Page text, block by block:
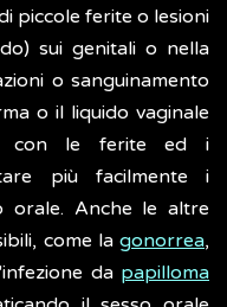
piccole ferite o lesioni
sui genitali o nella
o sanguinamento
o il liquido vaginale
con le ferite ed i
più facilmente i
orale. Anche le altre
come la gonorrea,
da papilloma